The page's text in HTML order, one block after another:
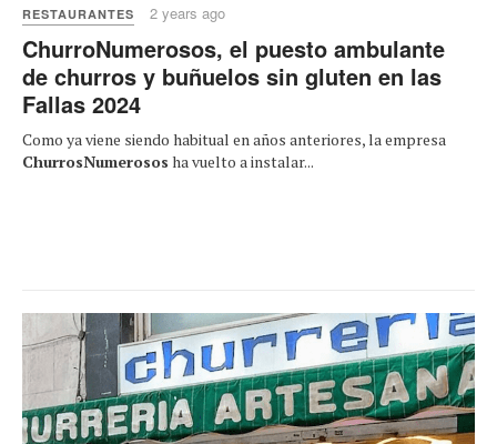
RESTAURANTES 2 years ago
ChurroNumerosos, el puesto ambulante
de churros y buñuelos sin gluten en las
Fallas 2024
Como ya viene siendo habitual en años anteriores, la empresa
ChurrosNumerosos ha vuelto a instalar...